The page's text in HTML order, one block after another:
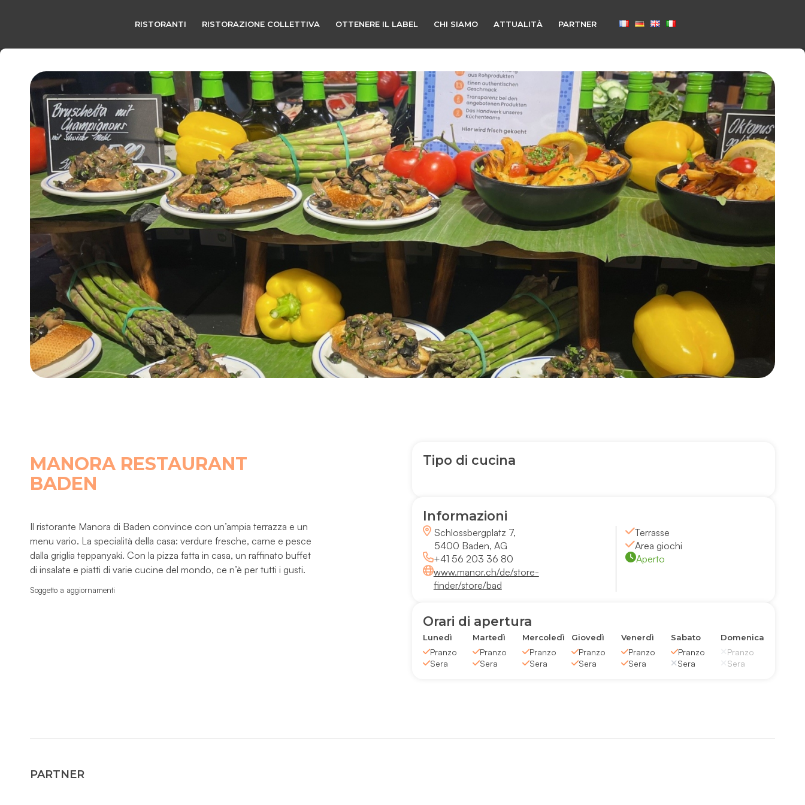
RISTORANTI RISTORAZIONE COLLETTIVA OTTENERE IL LABEL CHI SIAMO ATTUALITÀ PARTNER
MANORA RESTAURANT
BADEN
Il ristorante Manora di Baden convince con un’ampia terrazza e un
menu vario. La specialità della casa: verdure fresche, carne e pesce
dalla griglia teppanyaki. Con la pizza fatta in casa, un raffinato buffet
di insalate e piatti di varie cucine del mondo, ce n’è per tutti i gusti.
Soggetto a aggiornamenti
Tipo di cucina
Informazioni
Schlossbergplatz 7,
5400 Baden, AG
+41 56 203 36 80
www.manor.ch/de/store-
finder/store/bad
Terrasse
Area giochi
Aperto
Orari di apertura
Lunedì
Pranzo
Sera
Martedì
Pranzo
Sera
Mercoledì
Pranzo
Sera
Giovedì
Pranzo
Sera
Venerdì
Pranzo
Sera
Sabato
Pranzo
Sera
Domenica
Pranzo
Sera
PARTNER